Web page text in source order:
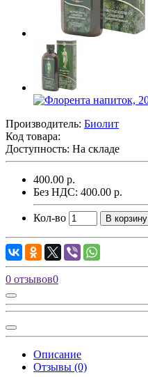
Производитель: Биолит
Код товара:
Доступность: На складе
400.00 р.
Без НДС: 400.00 р.
Кол-во В корзину
0 отзывов0
Описание
Отзывы (0)